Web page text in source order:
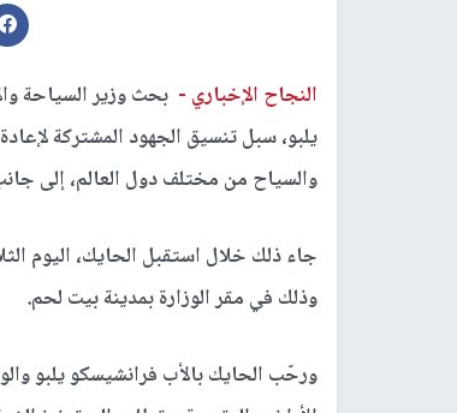
النجاح الإخباري - بحث وزير السياحة
يلبو، سبل تنسيق الجهود المشتركة
والسياح من مختلف دول العالم، إلى
جاء ذلك خلال استقبل الحايك، اليوم
وذلك في مقر الوزارة بمدينة بيت لحم.
ورحّب الحايك بالأب فرانشيسكو يلبو